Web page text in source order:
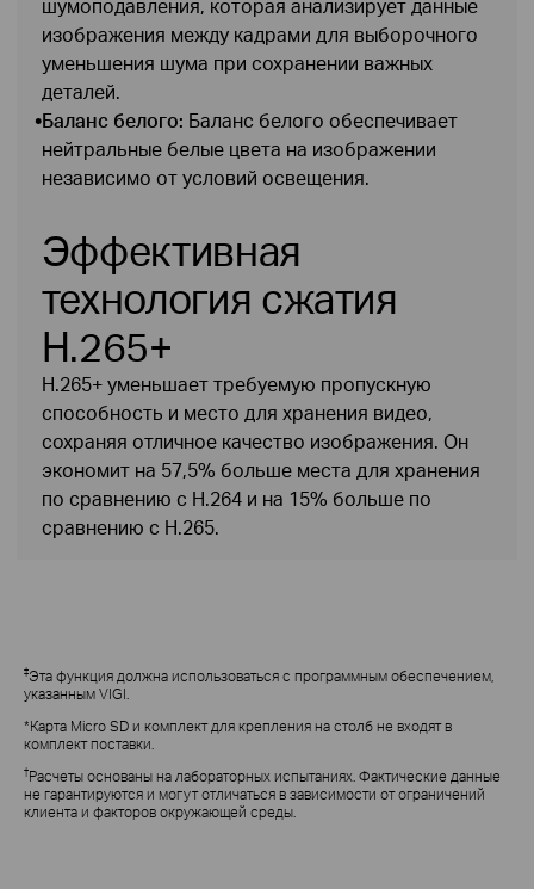
шумоподавления, которая анализирует данные
изображения между кадрами для выборочного
уменьшения шума при сохранении важных
деталей.
•Баланс белого: Баланс белого обеспечивает
нейтральные белые цвета на изображении
независимо от условий освещения.
Эффективная
технология сжатия
H.265+
H.265+ уменьшает требуемую пропускную
способность и место для хранения видео,
сохраняя отличное качество изображения. Он
экономит на 57,5% больше места для хранения
по сравнению с H.264 и на 15% больше по
сравнению с H.265.
‡Эта функция должна использоваться с программным обеспечением,
указанным VIGI.
*Карта Micro SD и комплект для крепления на столб не входят в
комплект поставки.
†Расчеты основаны на лабораторных испытаниях. Фактические данные
не гарантируются и могут отличаться в зависимости от ограничений
клиента и факторов окружающей среды.